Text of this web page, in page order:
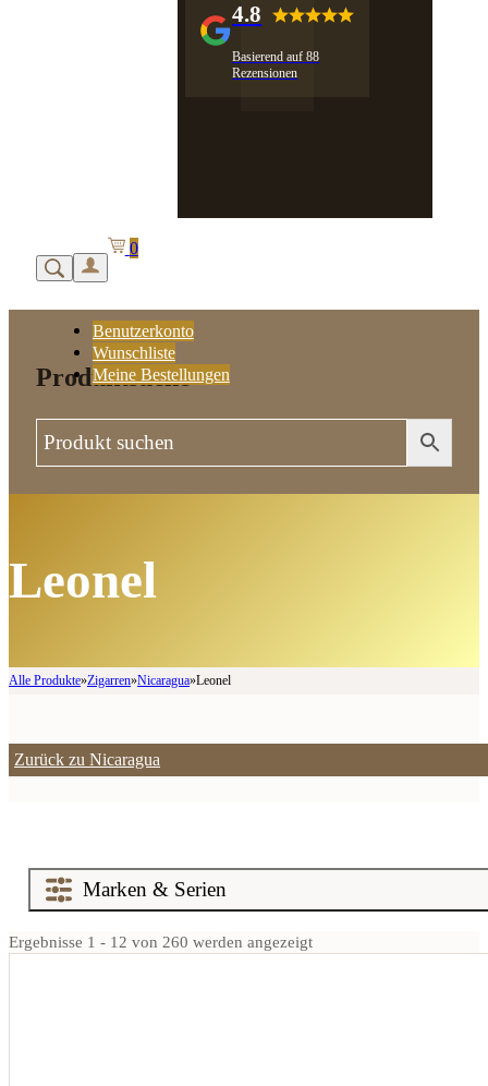
4.8
Basierend auf 88
Rezensionen
Benutzerkonto
Wunschliste
Meine Bestellungen
0
Produktsuche
Leonel
Alle Produkte»Zigarren»Nicaragua»Leonel
Zurück zu Nicaragua
Ergebnisse 1 - 12 von 260 werden angezeigt